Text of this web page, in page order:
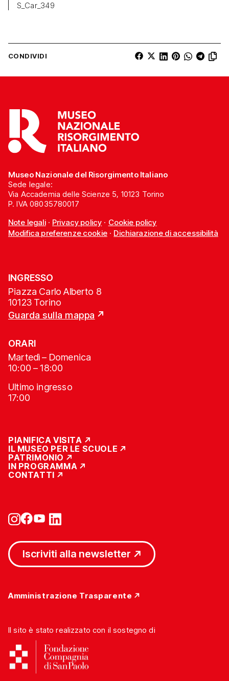
S_Car_349
CONDIVIDI
Museo Nazionale del Risorgimento Italiano
Sede legale:
Via Accademia delle Scienze 5, 10123 Torino
P. IVA 08035780017
Note legali· Privacy policy · Cookie policy
Modifica preferenze cookie· Dichiarazione di accessibilità
INGRESSO
Piazza Carlo Alberto 8
10123 Torino
Guarda sulla mappa
ORARI
Martedì – Domenica
10:00 – 18:00
Ultimo ingresso
17:00
PIANIFICA VISITA
IL MUSEO PER LE SCUOLE
PATRIMONIO
IN PROGRAMMA
CONTATTI
Iscriviti alla newsletter
Amministrazione Trasparente
Il sito è stato realizzato con il sostegno di